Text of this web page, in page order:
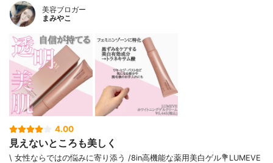
美容ブロガー
まみやこ
4.00
見えないところも美しく
\ 女性ならではの悩みに寄り添う /⁡8in高機能な薬用美白ゲル⁡⁡💐LUMEVE